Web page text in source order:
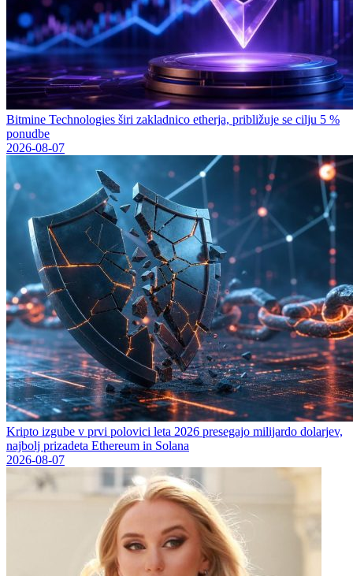
Bitmine Technologies širi zakladnico etherja, približuje se cilju 5 %
ponudbe
2026-08-07
Kripto izgube v prvi polovici leta 2026 presegajo milijardo dolarjev,
najbolj prizadeta Ethereum in Solana
2026-08-07